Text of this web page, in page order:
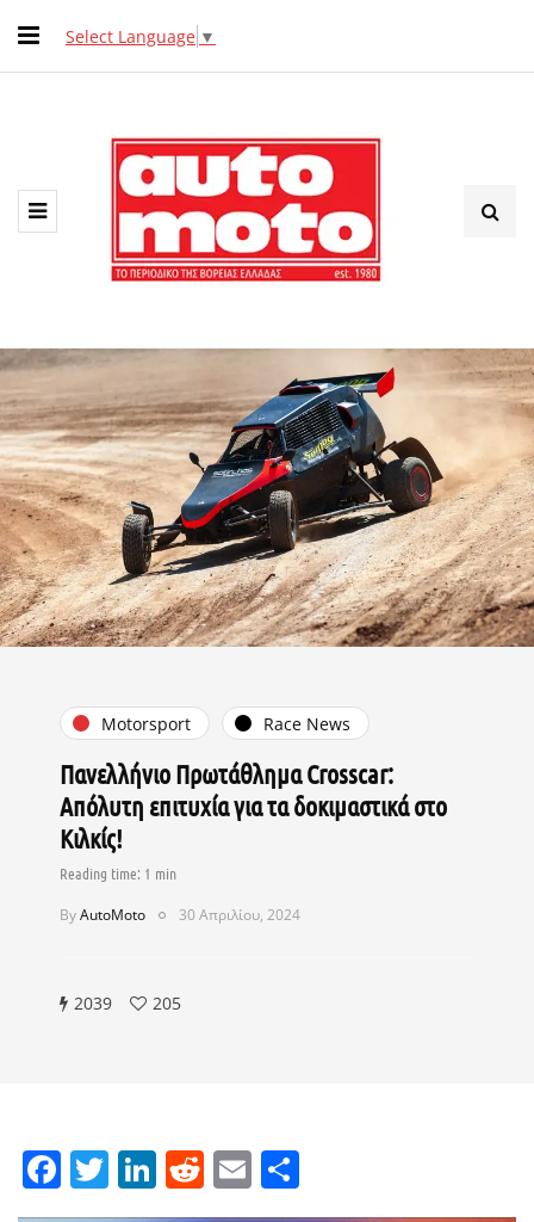
Select Language ▼
Motorsport Race News
Πανελλήνιο Πρωτάθλημα Crosscar:
Απόλυτη επιτυχία για τα δοκιμαστικά στο
Κιλκίς!
ByAutoMoto 30 Απριλίου, 2024
2039 205
Facebook
Twitter
LinkedIn
Reddit
Email